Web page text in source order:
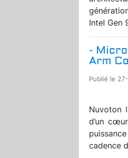
Intel Gen
-
Arm
Publié le
Nuvoton
d’un
cadence